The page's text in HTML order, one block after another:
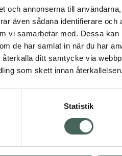
och annonserna till
även sådana identifierare och
vi samarbetar med. Dessa
de har samlat in när du har
ditt samtycke via
som skett innan återkallelsen.
Statistik
Aktuella erbjudanden
Vanliga frågor